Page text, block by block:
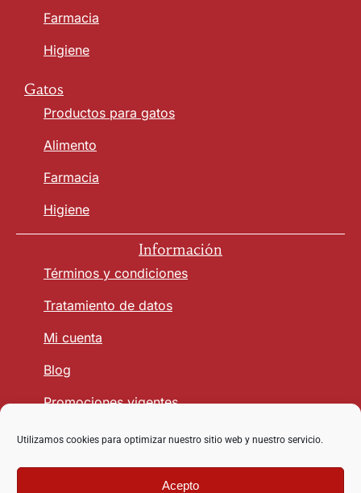
Utilizamos cookies para optimizar nuestro sitio web y nuestro servicio.
Acepto
Farmacia
Higiene
Gatos
Productos para gatos
Alimento
Farmacia
Higiene
Información
Términos y condiciones
Tratamiento de datos
Mi cuenta
Blog
Promociones vigentes
Seguridad y Confianza